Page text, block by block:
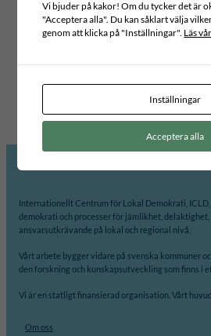
Typ av publikation
POLICY BRIEFS
11 – HÅLLBARA STÄDER OCH
Internationellt Centrum för Lokal Demokrati,
demokrati och processer för jämlikhet, delaktighet,
ansvarsutkrävande på lokal och regional nivå.
Vårt arbete bygger vidare på svenska kommuner
den forskning och kunskapsutveckling som finns i
Vi är en statligt finansierad organisation. Vårt
Om oss
Vi bjuder på kakor! Om du tycker det är
"Acceptera alla". Du kan såklart välja
genom att klicka på "Inställningar". Läs
Inställningar
Acceptera alla